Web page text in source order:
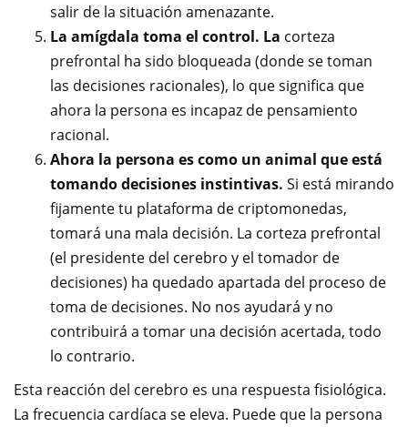
salir de la situación amenazante.
La amígdala toma el control. La corteza
prefrontal ha sido bloqueada (donde se toman
las decisiones racionales), lo que significa que
ahora la persona es incapaz de pensamiento
racional.
Ahora la persona es como un animal que está
tomando decisiones instintivas. Si está mirando
fijamente tu plataforma de criptomonedas,
tomará una mala decisión. La corteza prefrontal
(el presidente del cerebro y el tomador de
decisiones) ha quedado apartada del proceso de
toma de decisiones. No nos ayudará y no
contribuirá a tomar una decisión acertada, todo
lo contrario.
Esta reacción del cerebro es una respuesta fisiológica.
La frecuencia cardíaca se eleva. Puede que la persona